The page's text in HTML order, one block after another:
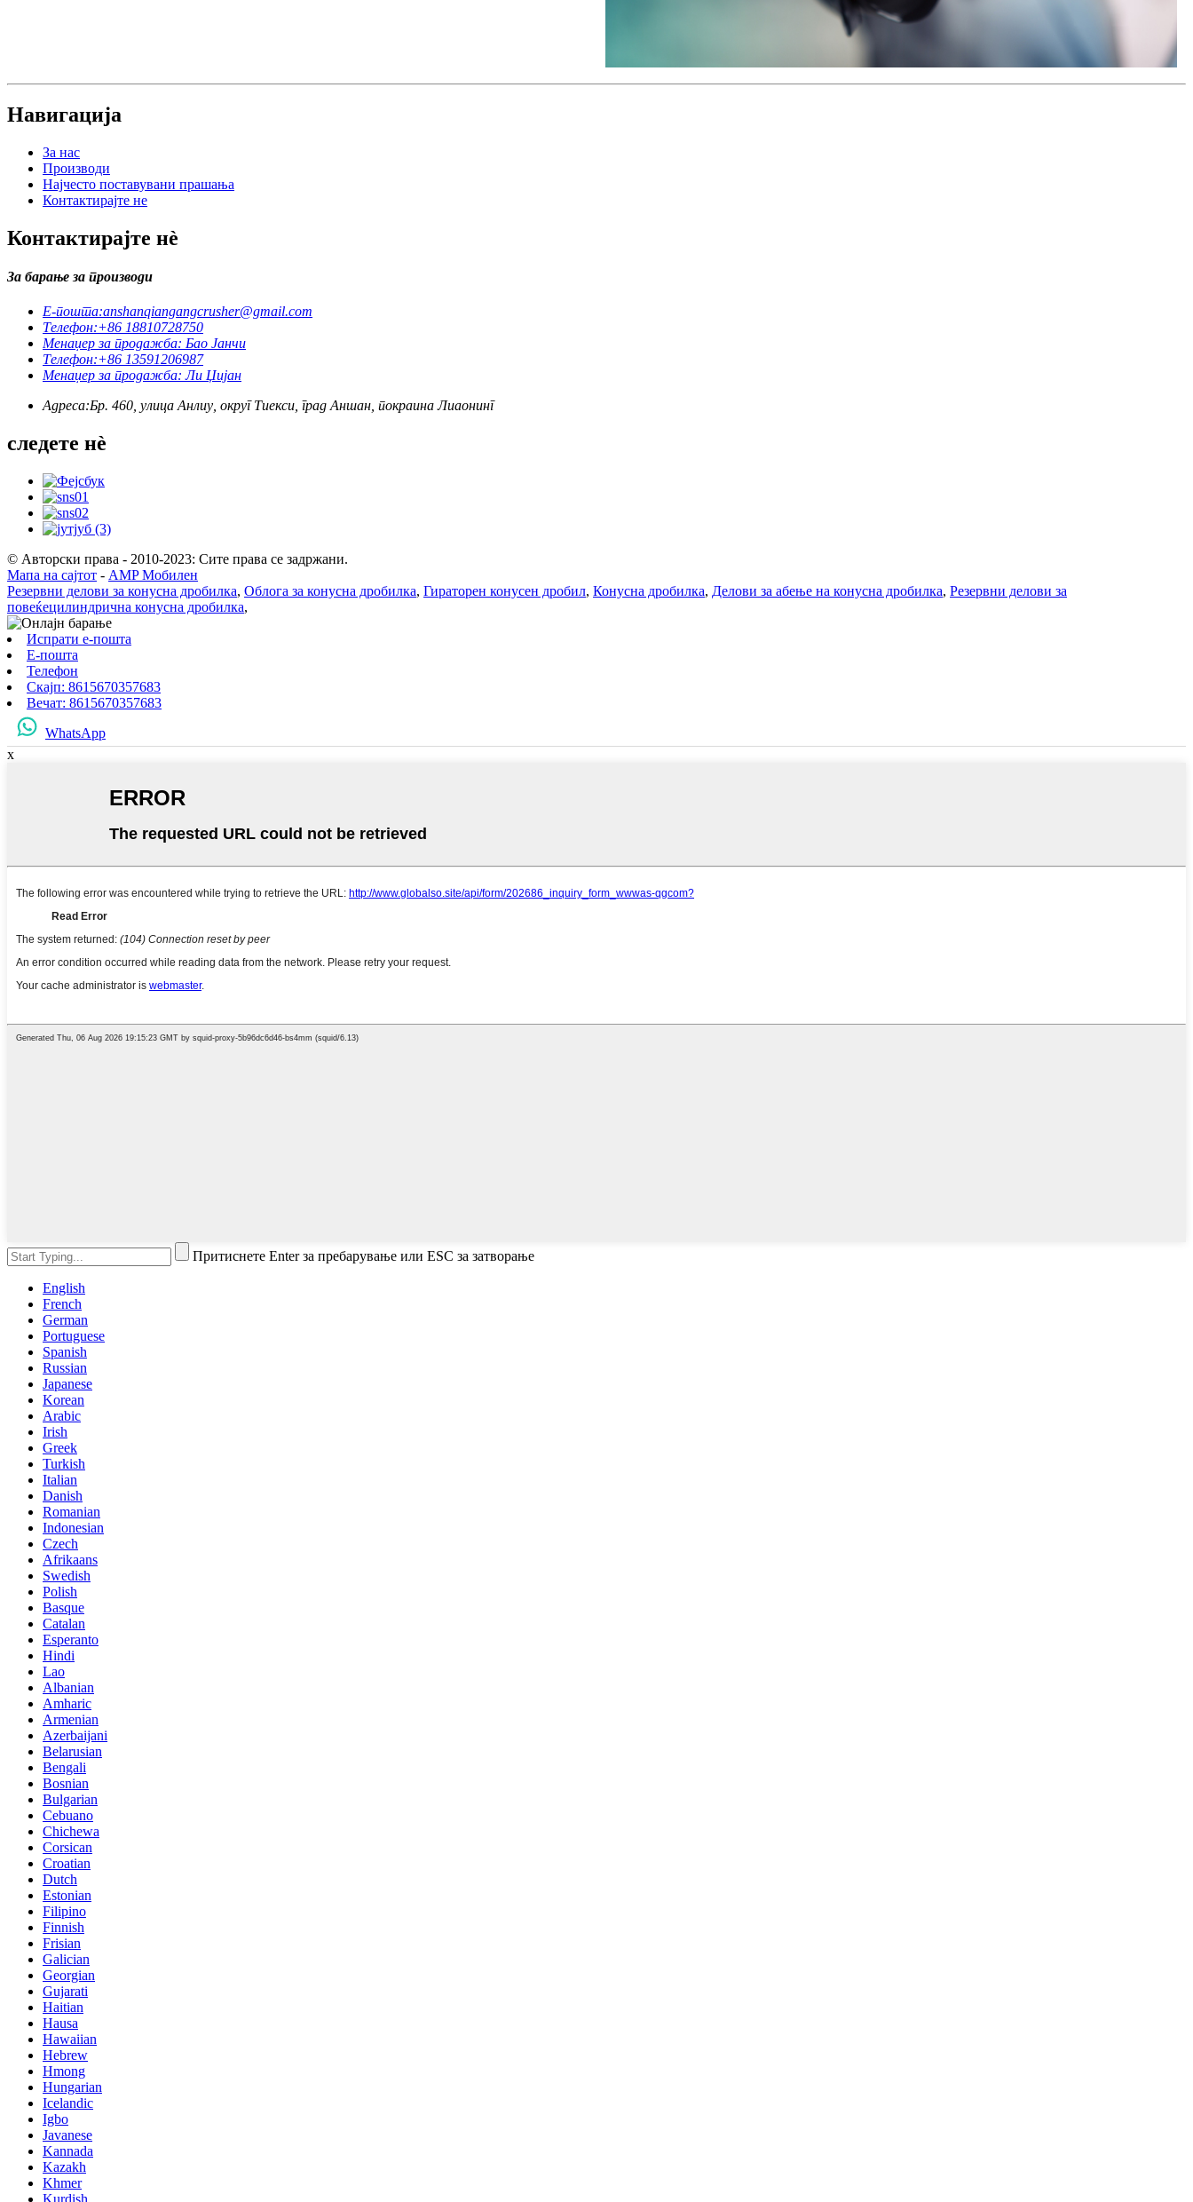
Навигација
За нас
Производи
Најчесто поставувани прашања
Контактирајте не
Контактирајте нè
За барање за производи
Е-пошта:anshanqiangangcrusher@gmail.com
Телефон:+86 18810728750
Менаџер за продажба: Бао Јанчи
Телефон:+86 13591206987
Менаџер за продажба: Ли Џијан
Адреса:Бр. 460, улица Анлиу, округ Тиекси, град Аншан, покраина Лиаонинг
следете нè
© Авторски права - 2010-2023: Сите права се задржани.
Мапа на сајтот - AMP Мобилен
Резервни делови за конусна дробилка, Облога за конусна дробилка, Гираторен конусен дробил, Конусна дробилка, Делови за абење на конусна дробилка, Резервни делови за
повеќецилиндрична конусна дробилка,
Испрати е-пошта
Е-пошта
Телефон
Скајп: 8615670357683
Вечат: 8615670357683
WhatsApp
x
Притиснете Enter за пребарување или ESC за затворање
English
French
German
Portuguese
Spanish
Russian
Japanese
Korean
Arabic
Irish
Greek
Turkish
Italian
Danish
Romanian
Indonesian
Czech
Afrikaans
Swedish
Polish
Basque
Catalan
Esperanto
Hindi
Lao
Albanian
Amharic
Armenian
Azerbaijani
Belarusian
Bengali
Bosnian
Bulgarian
Cebuano
Chichewa
Corsican
Croatian
Dutch
Estonian
Filipino
Finnish
Frisian
Galician
Georgian
Gujarati
Haitian
Hausa
Hawaiian
Hebrew
Hmong
Hungarian
Icelandic
Igbo
Javanese
Kannada
Kazakh
Khmer
Kurdish